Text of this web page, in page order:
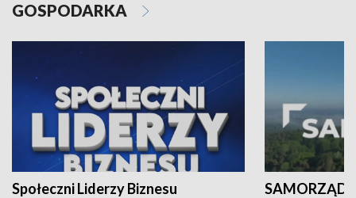
GOSPODARKA
Społeczni Liderzy Biznesu SAMORZĄD